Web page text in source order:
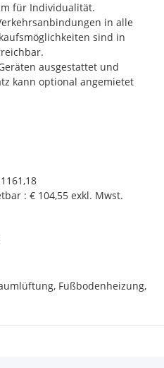
für Individualität.
in alle
sind in
ausgestattet und
kann optional angemietet
: € 104,55 exkl. Mwst.
Fußbodenheizung,